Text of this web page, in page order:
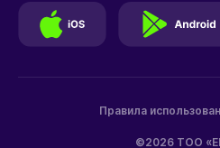
©2026 ТОО
Правила